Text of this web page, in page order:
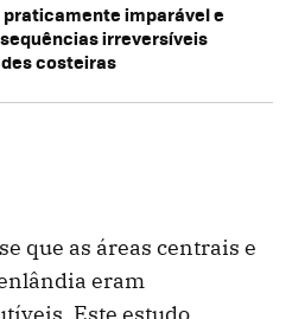
imparável e
irreversíveis
costeiras
que as áreas centrais e
eram